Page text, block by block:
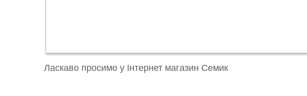
Ласкаво просимо у Інтернет магазин Семик